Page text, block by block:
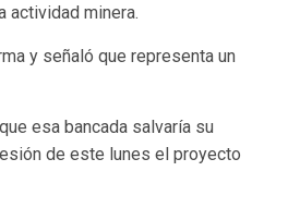
actividad minera.
y señaló que representa un
esa bancada salvaría su
de este lunes el proyecto